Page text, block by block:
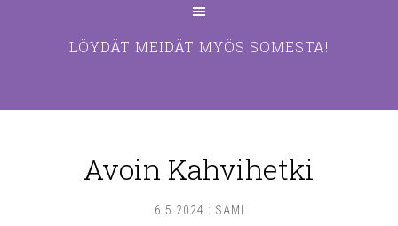
LÖYDÄT MEIDÄT MYÖS SOMESTA!
Avoin Kahvihetki
6.5.2024 : SAMI